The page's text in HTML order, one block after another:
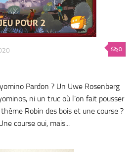
0
Pardon ? Un Uwe Rosenberg
ni un truc où l’on fait pousser
Robin des bois et une course ?
course oui, mais...